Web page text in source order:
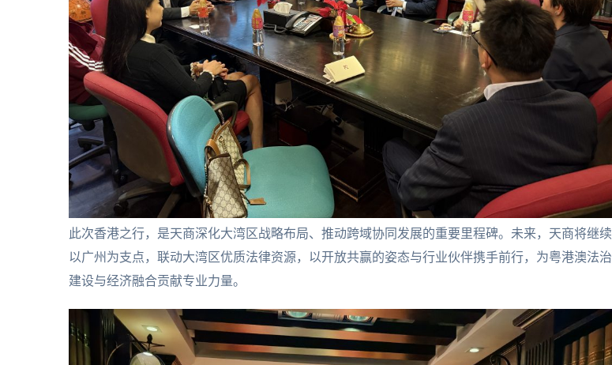
此次香港之行，是天商深化大湾区战略布局、推动跨域协同发展的重要里程碑。未来，天商将继续
以广州为支点，联动大湾区优质法律资源，以开放共赢的姿态与行业伙伴携手前行，为粤港澳法治
建设与经济融合贡献专业力量。